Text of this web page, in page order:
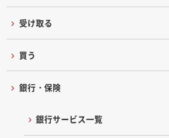
受け取る
買う
銀行・保険
銀行サービス一覧